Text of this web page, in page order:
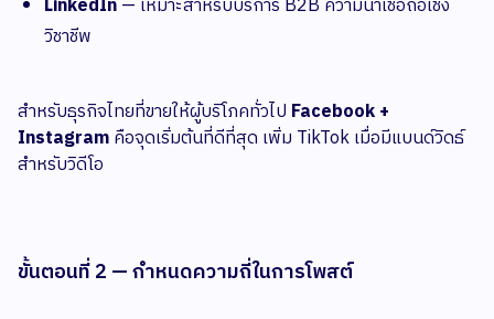
LinkedIn— เหมาะสำหรับบริการ B2B ความน่าเชื่อถือเชิง
วิชาชีพ
สำหรับธุรกิจไทยที่ขายให้ผู้บริโภคทั่วไป Facebook +
Instagramคือจุดเริ่มต้นที่ดีที่สุด เพิ่ม TikTok เมื่อมีแบนด์วิดธ์
สำหรับวิดีโอ
ขั้นตอนที่ 2 — กำหนดความถี่ในการโพสต์